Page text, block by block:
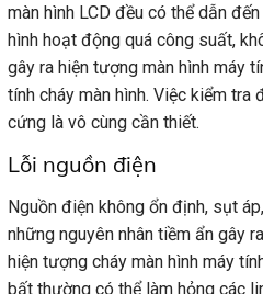
màn hình LCD đều có thể dẫn
hình hoạt động quá công suất,
gây ra hiện tượng màn hình máy
tính cháy màn hình. Việc kiểm tra
cứng là vô cùng cần thiết.
Lỗi nguồn điện
Nguồn điện không ổn định, sụt
những nguyên nhân tiềm ẩn gây
hiện tượng cháy màn hình máy
bất thường có thể làm hỏng các